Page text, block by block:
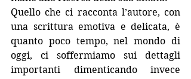
Quello che ci racconta l’autore, con
una scrittura emotiva e delicata, è
quanto poco tempo, nel mondo di
oggi, ci soffermiamo sui dettagli
importanti dimenticando invece